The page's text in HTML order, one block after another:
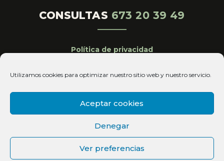
Utilizamos cookies para optimizar nuestro sitio web y nuestro servicio.
Aceptar cookies
Denegar
Ver preferencias
CONSULTAS 673 20 39 49
Política de privacidad
Copyright© 2026 Magistral Royal All Rights